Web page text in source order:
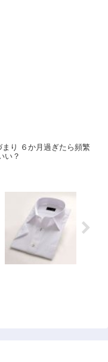
り ６か月過ぎたら頻繁
い？